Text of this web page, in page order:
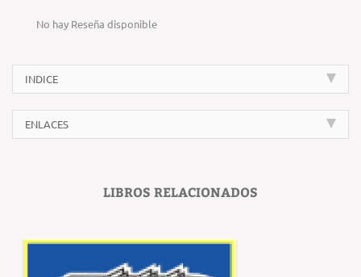
No hay Reseña disponible
INDICE
ENLACES
LIBROS RELACIONADOS